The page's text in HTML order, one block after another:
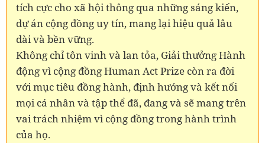
tích cực cho xã hội thông qua những sáng kiến,
dự án cộng đồng uy tín, mang lại hiệu quả lâu
dài và bền vững.
Không chỉ tôn vinh và lan tỏa, Giải thưởng Hành
động vì cộng đồng Human Act Prize còn ra đời
với mục tiêu đồng hành, định hướng và kết nối
mọi cá nhân và tập thể đã, đang và sẽ mang trên
vai trách nhiệm vì cộng đồng trong hành trình
của họ.